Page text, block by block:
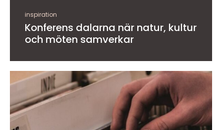
inspiration
Konferens dalarna när natur, kultur
och möten samverkar